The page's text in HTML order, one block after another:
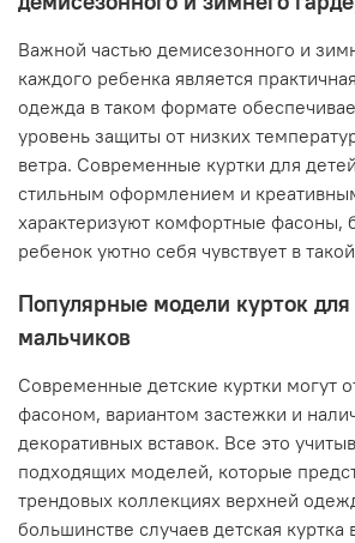
Важной частью демисезонного и
каждого ребенка является
одежда в таком формате
уровень защиты от низких
ветра. Современные куртки для
стильным оформлением и
характеризуют комфортные фасоны,
ребенок уютно себя чувствует в
Популярные модели курток для
мальчиков
Современные детские куртки могут
фасоном, вариантом застежки и
декоративных вставок. Все это
подходящих моделей, которые
трендовых коллекциях верхней
большинстве случаев детская куртка